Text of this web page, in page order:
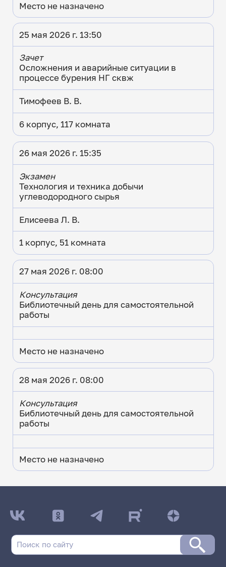
Место не назначено
25 мая 2026 г. 13:50
Зачет
Осложнения и аварийные ситуации в
процессе бурения НГ сквж
Тимофеев В. В.
6 корпус, 117 комната
26 мая 2026 г. 15:35
Экзамен
Технология и техника добычи
углеводородного сырья
Елисеева Л. В.
1 корпус, 51 комната
27 мая 2026 г. 08:00
Консультация
Библиотечный день для самостоятельной
работы
Место не назначено
28 мая 2026 г. 08:00
Консультация
Библиотечный день для самостоятельной
работы
Место не назначено
ДАТА ПОСЛЕДНЕГО ОБНОВЛЕНИЯ:
15.04.2026
Заочная форма обучения | 431 группа